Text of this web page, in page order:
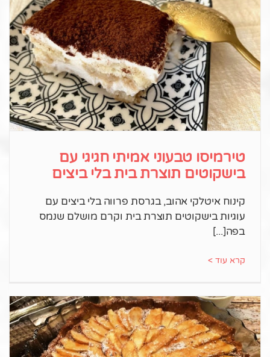
טירמיסו טבעוני אמיתי חגיגי עם
בישקוטים תוצרת בית בלי ביצים
קינוח איטלקי אהוב, בגרסת פרווה בלי ביצים עם
עוגיות בישקוטים תוצרת בית וקרם מושלם שנמס
בפה
קרא עוד >